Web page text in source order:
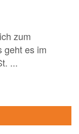
zum
geht es im
...